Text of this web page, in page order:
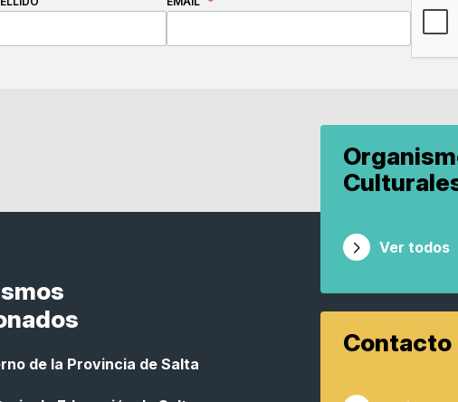
de la Provincia de Salta
Ver todos
Contacto